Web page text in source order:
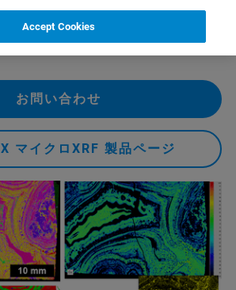
検出することが可能です。このよう
分布と鉱物、組織の関連性や鉱床の
することができます。
お問い合わせ
マイクロXRF 製品ページ
Accept Cookies